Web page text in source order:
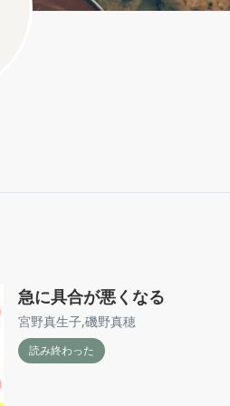
急に具合が悪くなる
宮野真生子,磯野真穂
読み終わった